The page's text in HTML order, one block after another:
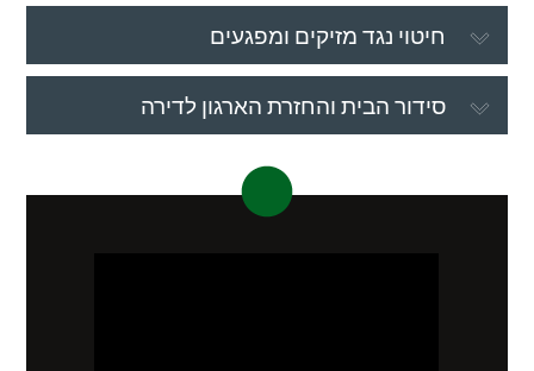
חיטוי נגד מזיקים ומפגעים
סידור הבית והחזרת הארגון לדירה